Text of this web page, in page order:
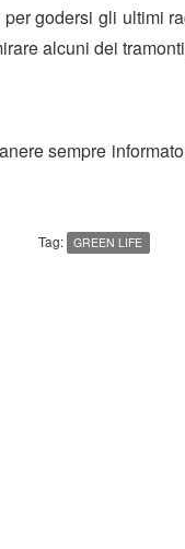
godersi gli ultimi
alcuni dei
sempre
Tag: GREEN LIFE